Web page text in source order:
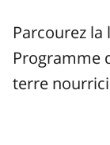
Parcourez
Programme
terre